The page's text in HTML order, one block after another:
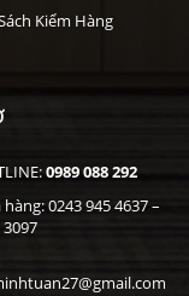
Kiểm Hàng
0989 088 292
hàng:0243 945 4637–
3097